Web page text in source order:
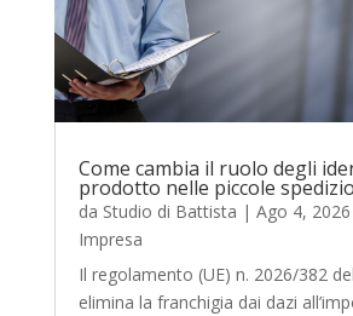
Come cambia il ruolo degli
prodotto nelle piccole
da Studio di Battista | Ago 4, 2026
Impresa
Il regolamento (UE) n. 2026/382
elimina la franchigia dai dazi